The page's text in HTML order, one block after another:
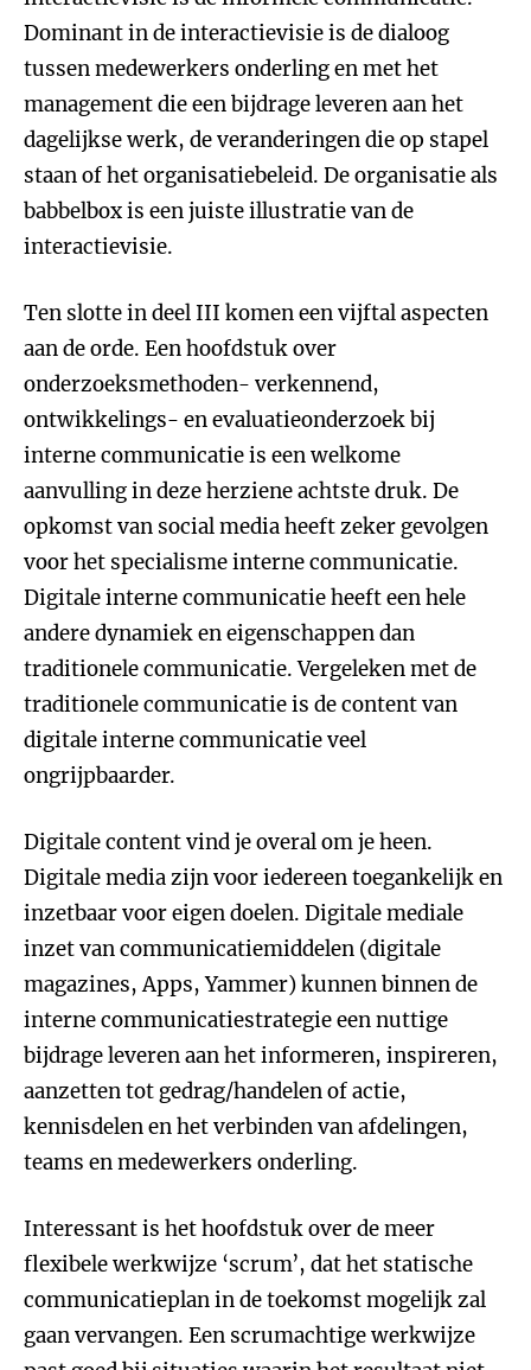
Dominant in de interactievisie is de dialoog
tussen medewerkers onderling en met het
management die een bijdrage leveren aan het
dagelijkse werk, de veranderingen die op stapel
staan of het organisatiebeleid. De organisatie als
babbelbox is een juiste illustratie van de
interactievisie.
Ten slotte in deel III komen een vijftal aspecten
aan de orde. Een hoofdstuk over
onderzoeksmethoden- verkennend,
ontwikkelings- en evaluatieonderzoek bij
interne communicatie is een welkome
aanvulling in deze herziene achtste druk. De
opkomst van social media heeft zeker gevolgen
voor het specialisme interne communicatie.
Digitale interne communicatie heeft een hele
andere dynamiek en eigenschappen dan
traditionele communicatie. Vergeleken met de
traditionele communicatie is de content van
digitale interne communicatie veel
ongrijpbaarder.
Digitale content vind je overal om je heen.
Digitale media zijn voor iedereen toegankelijk en
inzetbaar voor eigen doelen. Digitale mediale
inzet van communicatiemiddelen (digitale
magazines, Apps, Yammer) kunnen binnen de
interne communicatiestrategie een nuttige
bijdrage leveren aan het informeren, inspireren,
aanzetten tot gedrag/handelen of actie,
kennisdelen en het verbinden van afdelingen,
teams en medewerkers onderling.
Interessant is het hoofdstuk over de meer
flexibele werkwijze ‘scrum’, dat het statische
communicatieplan in de toekomst mogelijk zal
gaan vervangen. Een scrumachtige werkwijze